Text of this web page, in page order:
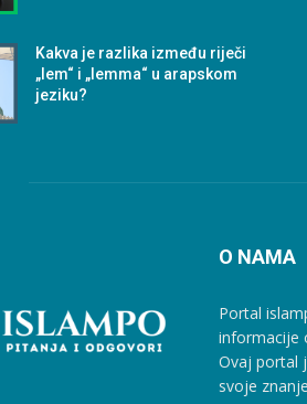
Kakva je razlika između riječi
„lem“ i „lemma“ u arapskom
jeziku?
O NAMA
Portal
informacije
Ovaj portal
svoje